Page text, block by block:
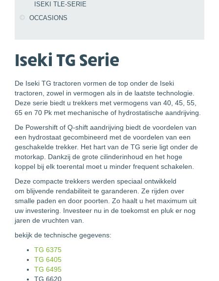
ISEKI TLE-SERIE
OCCASIONS
Iseki TG Serie
De Iseki TG tractoren vormen de top onder de Iseki
tractoren, zowel in vermogen als in de laatste technologie.
Deze serie biedt u trekkers met vermogens van 40, 45, 55,
65 en 70 Pk met mechanische of hydrostatische aandrijving.
De Powershift of Q-shift aandrijving biedt de voordelen van
een hydrostaat gecombineerd met de voordelen van een
geschakelde trekker. Het hart van de TG serie ligt onder de
motorkap. Dankzij de grote cilinderinhoud en het hoge
koppel bij elk toerental moet u minder frequent schakelen.
Deze compacte trekkers werden speciaal ontwikkeld
om blijvende rendabiliteit te garanderen. Ze rijden over
smalle paden en door poorten. Zo haalt u het maximum uit
uw investering. Investeer nu in de toekomst en pluk er nog
jaren de vruchten van.
bekijk de technische gegevens:
TG 6375
TG 6405
TG 6495
TG 6620